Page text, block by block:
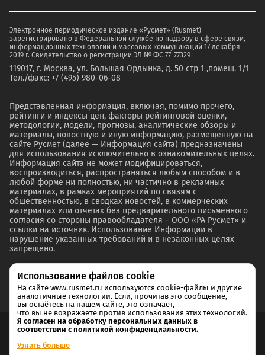
Электронное периодическое издание «Русмет» (Rusmet)
зарегистрировано в Федеральной службе по надзору в сфере связи,
информационных технологий и массовых коммуникаций 17 декабря
2019 г. Свидетельство о регистрации ЭЛ № ФС 77–77329
119017, г. Москва, ул. Большая Ордынка, д. 50 стр 1 ,помещ. 1/1
Тел./факс: +7 (495) 980-06-08
Представленная информация, включая, помимо прочего,
рейтинги и индексы цен, факторы рейтинговой оценки,
методологии, модели, прогнозы, аналитические обзоры и
материалы, новостную и иную информацию, размещенную на
сайте Русмет (далее — Информация сайта) предназначены
для использования исключительно в ознакомительных целях.
Информация сайта не может модифицироваться,
воспроизводиться, распространяться любым способом и в
любой форме ни полностью, ни частично в рекламных
материалах, в рамках мероприятий по связям с
общественностью, в сводках новостей, в коммерческих
материалах или отчетах без предварительного письменного
согласия со стороны правообладателя – ООО «РА Русмет» и
ссылки на источник. Использование Информации в
нарушение указанных требований и в незаконных целях
запрещено.
Согласие на обработку и хранение персональных данных
Использование файлов cookie
На сайте www.rusmet.ru используются cookie-файлы и другие
аналогичные технологии. Если, прочитав это сообщение,
вы остаётесь на нашем сайте, это означает,
что вы не возражаете против использования этих технологий.
Я согласен на обработку персональных данных в
соответствии с политикой конфиденциальности.
Узнать больше